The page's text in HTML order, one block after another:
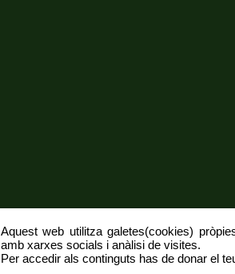
Aquest web utilitza galetes(cookies)
amb xarxes socials i anàlisi de visites.
Per accedir als continguts has de donar el